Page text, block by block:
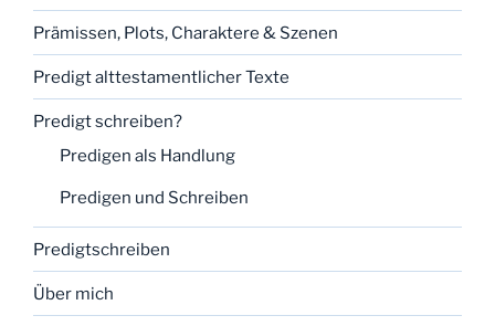
Prämissen, Plots, Charaktere & Szenen
Predigt alttestamentlicher Texte
Predigt schreiben?
Predigen als Handlung
Predigen und Schreiben
Predigtschreiben
Über mich